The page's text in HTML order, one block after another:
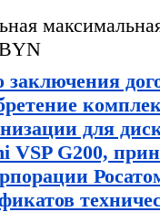
заключения
для
VSP G200,